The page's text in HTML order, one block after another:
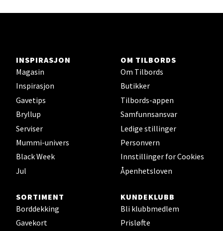
INSPIRASJON
Magasin
Inspirasjon
Gavetips
Bryllup
Serviser
Mummi-univers
Black Week
Jul
OM TILBORDS
Om Tilbords
Butikker
Tilbords-appen
Samfunnsansvar
Ledige stillinger
Personvern
Innstillinger for Cookies
Åpenhetsloven
SORTIMENT
Borddekking
Gavekort
KUNDEKLUBB
Bli klubbmedlem
Prisløfte
Tromsø - Jekta Storsenter
Harstad - Thon Senter
Kanebogen
Skillevegen 5, 9411 Harstad